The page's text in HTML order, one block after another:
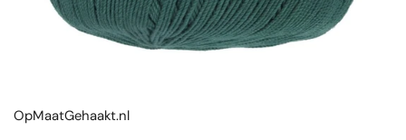
OpMaatGehaakt.nl